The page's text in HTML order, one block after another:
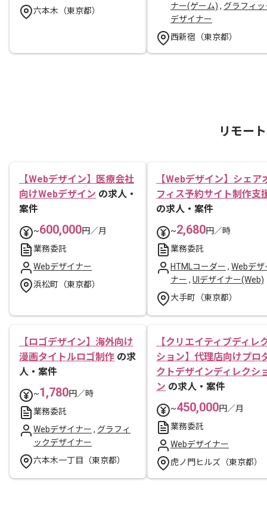
六本木（東京都）
ナー(ゲーム) , グラフィッ
デザイナー
西新宿（東京都）
リモー
【Webデザイン】医療会社
向けWebデザイン の求人・
案件
~600,000円／月
業務委託
Webデザイナー
浜松町（東京都）
【Webデザイン】シェア
フィス予約サイト制作支
の求人・案件
~2,680円／時
業務委託
HTMLコーダー , Webデザ
ナー , UIデザイナー(Web)
大手町（東京都）
【ロゴデザイン】海外向け
漫画タイトルロゴ制作 の求
人・案件
~1,780円／時
業務委託
Webデザイナー , グラフィ
ックデザイナー
六本木一丁目（東京都）
【クリエイティブディレ
ション】代理店向けプロ
クトデザインディレクシ
ン の求人・案件
~450,000円／月
業務委託
Webデザイナー
虎ノ門ヒルズ（東京都）